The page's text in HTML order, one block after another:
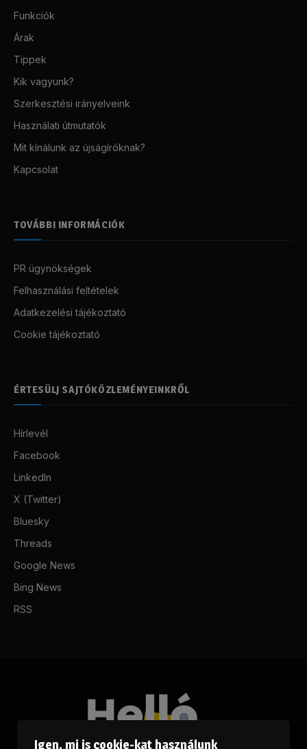
Funkciók
Árak
Tippek
Kik vagyunk?
Szerkesztési irányelveink
Használati útmutatók
Mit kínálunk az újságíróknak?
Kapcsolat
TOVÁBBI INFORMÁCIÓK
PR ügynökségek
Felhasználási feltételek
Adatkezelési tájékoztató
Cookie tájékoztató
ÉRTESÜLJ SAJTÓKÖZLEMÉNYEINKRŐL
Hírlevél
Facebook
LinkedIn
X (Twitter)
Bluesky
Threads
Google News
Bing News
RSS
Igen, mi is cookie-kat használunk